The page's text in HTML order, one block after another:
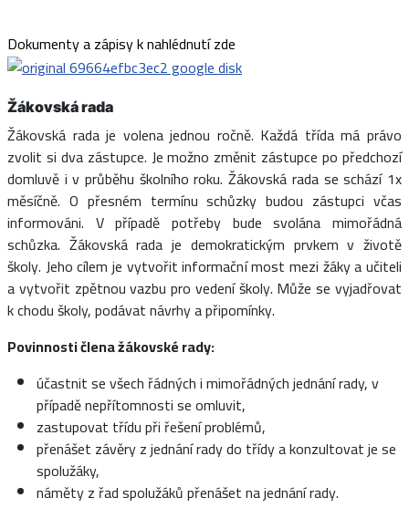
Dokumenty a zápisy k nahlédnutí zde
Žákovská rada
Žákovská rada je volena jednou ročně. Každá třída má právo
zvolit si dva zástupce. Je možno změnit zástupce po předchozí
domluvě i v průběhu školního roku. Žákovská rada se schází 1x
měsíčně. O přesném termínu schůzky budou zástupci včas
informováni. V případě potřeby bude svolána mimořádná
schůzka. Žákovská rada je demokratickým prvkem v životě
školy. Jeho cílem je vytvořit informační most mezi žáky a učiteli
a vytvořit zpětnou vazbu pro vedení školy. Může se vyjadřovat
k chodu školy, podávat návrhy a připomínky.
Povinnosti člena žákovské rady:
účastnit se všech řádných i mimořádných jednání rady, v
případě nepřítomnosti se omluvit,
zastupovat třídu při řešení problémů,
přenášet závěry z jednání rady do třídy a konzultovat je se
spolužáky,
náměty z řad spolužáků přenášet na jednání rady.